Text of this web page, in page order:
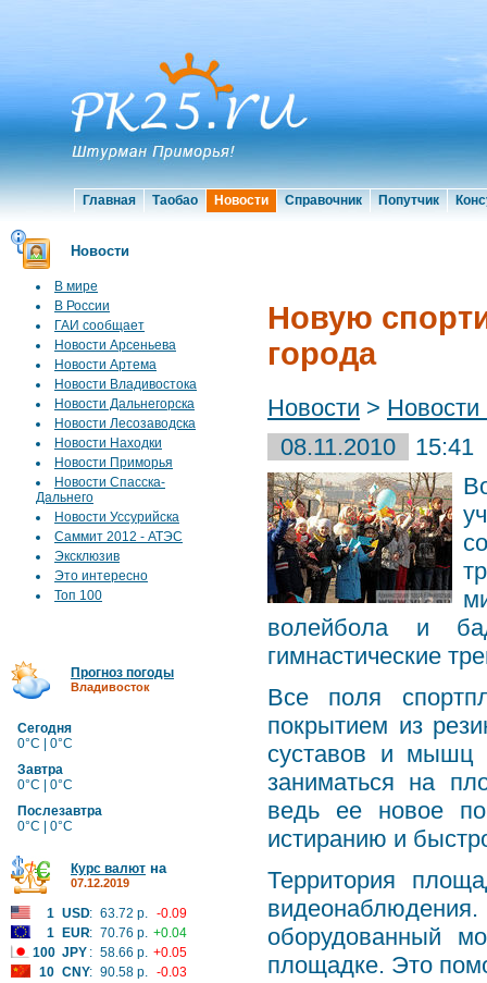
Главная Таобао Новости Справочник Попутчик
Новости
В мире
В России
ГАИ сообщает
Новости Арсеньева
Новости Артема
Новости Владивостока
Новости Дальнегорска
Новости Лесозаводска
Новости Находки
Новости Приморья
Новости Спасска-
Дальнего
Новости Уссурийска
Саммит 2012 - АТЭС
Эксклюзив
Это интересно
Топ 100
Прогноз погоды
Владивосток
Сегодня
0°C | 0°C
Завтра
0°C | 0°C
Послезавтра
0°C | 0°C
Курс валют на
07.12.2019
1 USD: 63.72 р. -0.09
1
EUR: 70.76 р. +0.04
100 JPY : 58.66 р. +0.05
10 CNY: 90.58 р. -0.03
Новую
города
Новости > Новости
08.11.2010
15:41
волейбола и
гимнастические
Все поля
покрытием из
суставов и мышц
заниматься на
ведь ее новое
истиранию и
Территория
оборудованный
площадке. Это